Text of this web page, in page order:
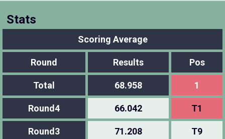
Stats
Scoring Average
Round Results Pos
Total 68.958 1
Round4 66.042 T1
Round3 71.208 T9